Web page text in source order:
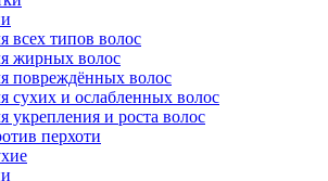
всех типов волос
жирных волос
повреждённых волос
сухих и ослабленных волос
укрепления и роста волос
перхоти